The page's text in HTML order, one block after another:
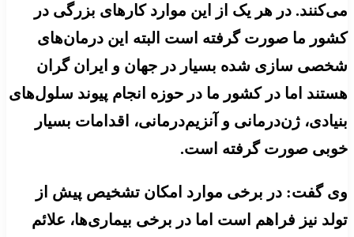
می‌کنند. در هر یک از این موارد کارهای بزرگی در
کشور ما صورت گرفته است البته این درمان‌های
شخصی سازی شده بسیار در جهان و ایران گران
هستند اما در کشور ما در حوزه انجام پیوند سلول‌های
بنیادی، ژن‌درمانی و آنزیم‌درمانی، اقدامات بسیار
خوبی صورت گرفته است.
وی گفت: در برخی موارد امکان تشخیص پیش از
تولد نیز فراهم است اما در برخی بیماری‌ها، علائم